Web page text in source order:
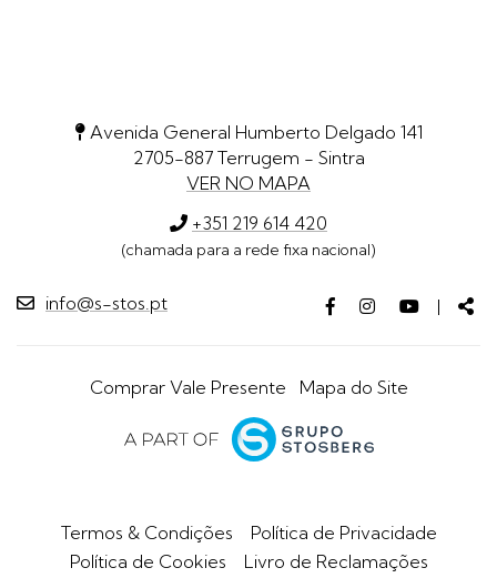
Avenida General Humberto Delgado 141
2705-887 Terrugem - Sintra
VER NO MAPA
+351 219 614 420
(chamada para a rede fixa nacional)
info@s-stos.pt
Facebook
InstagramYoutube
|
Comprar Vale Presente Mapa do Site
Termos & Condições
Política de Privacidade
Política de Cookies
Livro de Reclamações